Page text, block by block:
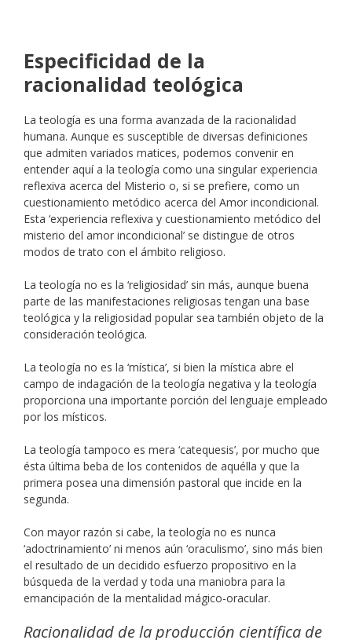
Especificidad de la
racionalidad teológica
La teología es una forma avanzada de la racionalidad
humana. Aunque es susceptible de diversas definiciones
que admiten variados matices, podemos convenir en
entender aquí a la teología como una singular experiencia
reflexiva acerca del Misterio o, si se prefiere, como un
cuestionamiento metódico acerca del Amor incondicional.
Esta ‘experiencia reflexiva y cuestionamiento metódico del
misterio del amor incondicional’ se distingue de otros
modos de trato con el ámbito religioso.
La teología no es la ‘religiosidad’ sin más, aunque buena
parte de las manifestaciones religiosas tengan una base
teológica y la religiosidad popular sea también objeto de la
consideración teológica.
La teología no es la ‘mística’, si bien la mística abre el
campo de indagación de la teología negativa y la teología
proporciona una importante porción del lenguaje empleado
por los místicos.
La teología tampoco es mera ‘catequesis’, por mucho que
ésta última beba de los contenidos de aquélla y que la
primera posea una dimensión pastoral que incide en la
segunda.
Con mayor razón si cabe, la teología no es nunca
‘adoctrinamiento’ ni menos aún ‘oraculismo’, sino más bien
el resultado de un decidido esfuerzo propositivo en la
búsqueda de la verdad y toda una maniobra para la
emancipación de la mentalidad mágico-oracular.
Racionalidad de la producción científica de